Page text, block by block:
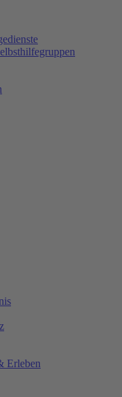
Erleben